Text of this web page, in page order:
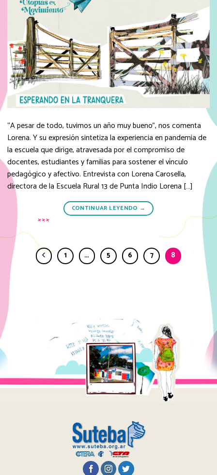
“A pesar de todo, tuvimos un año muy bueno”, nos comenta
Lorena. Y su expresión sintetiza la experiencia en pandemia de
la escuela que dirige, atravesada por el compromiso de
docentes, estudiantes y familias para sostener el vínculo
pedagógico y afectivo. Entrevista con Lorena Carosella,
directora de la Escuela Rural 13 de Punta Indio Lorena […]
CONTINUAR LEYENDO →
1 … 5 6 7 8